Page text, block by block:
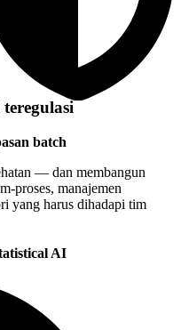
batch
— dan membangun
proses, manajemen
yang harus dihadapi tim
AI